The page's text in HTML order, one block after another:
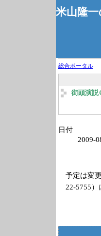
米山隆
総合ポータル
街頭演説
日付
2009-
予定は変
22-5755）